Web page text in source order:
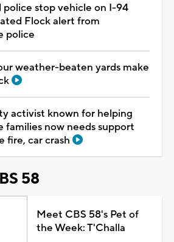
police stop vehicle on I-94
Flock alert from
police
weather-beaten yards make
activist known for helping
families now needs support
fire, car crash
58
Meet CBS 58's Pet of
the Week: T'Challa